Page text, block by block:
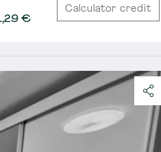
€
Calculator credit